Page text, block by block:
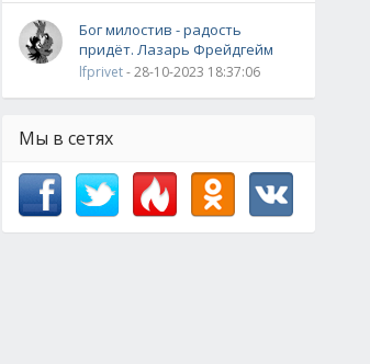
Бог милостив - радость
придёт. Лазарь Фрейдгейм
lfprivet- 28-10-2023 18:37:06
Мы в сетях